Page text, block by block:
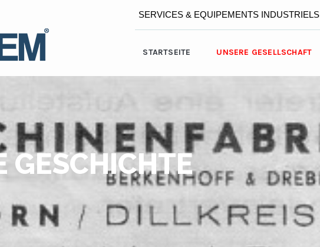
SERVICES & EQUIPEMENTS INDUSTRIELS
STARTSEITE UNSERE GESELLSCHAFT
GESCHICHTE